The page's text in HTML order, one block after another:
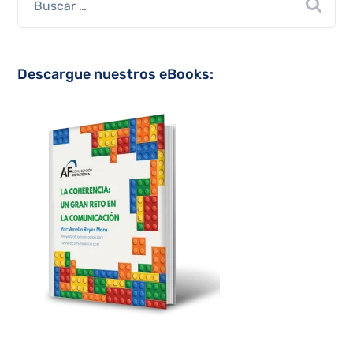
Descargue nuestros eBooks: